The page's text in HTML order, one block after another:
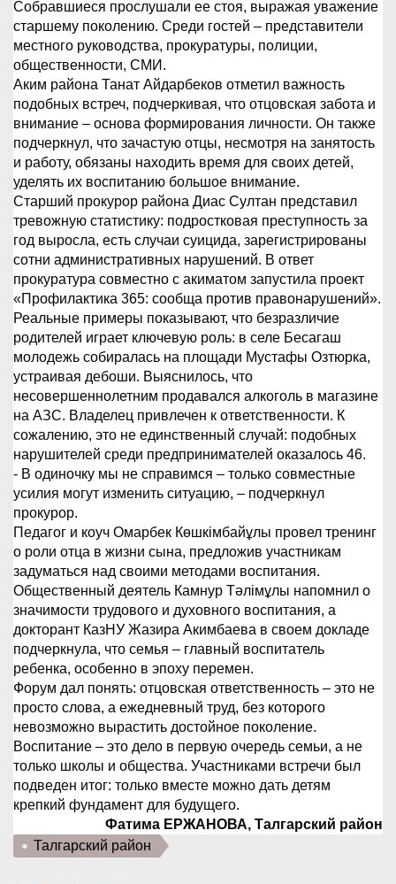
Собравшиеся прослушали ее стоя, выражая уважение
старшему поколению. Среди гостей – представители
местного руководства, прокуратуры, полиции,
общественности, СМИ.
Аким района Танат Айдарбеков отметил важность
подобных встреч, подчеркивая, что отцовская забота и
внимание – основа формирования личности. Он также
подчеркнул, что зачастую отцы, несмотря на занятость
и работу, обязаны находить время для своих детей,
уделять их воспитанию большое внимание.
Старший прокурор района Диас Султан представил
тревожную статистику: подростковая преступность за
год выросла, есть случаи суицида, зарегистрированы
сотни административных нарушений. В ответ
прокуратура совместно с акиматом запустила проект
«Профилактика 365: сообща против правонарушений».
Реальные примеры показывают, что безразличие
родителей играет ключевую роль: в селе Бесагаш
молодежь собиралась на площади Мустафы Озтюрка,
устраивая дебоши. Выяснилось, что
несовершеннолетним продавался алкоголь в магазине
на АЗС. Владелец привлечен к ответственности. К
сожалению, это не единственный случай: подобных
нарушителей среди предпринимателей оказалось 46.
- В одиночку мы не справимся – только совместные
усилия могут изменить ситуацию, – подчеркнул
прокурор.
Педагог и коуч Омарбек Көшкімбайұлы провел тренинг
о роли отца в жизни сына, предложив участникам
задуматься над своими методами воспитания.
Общественный деятель Камнур Тәлімұлы напомнил о
значимости трудового и духовного воспитания, а
докторант КазНУ Жазира Акимбаева в своем докладе
подчеркнула, что семья – главный воспитатель
ребенка, особенно в эпоху перемен.
Форум дал понять: отцовская ответственность – это не
просто слова, а ежедневный труд, без которого
невозможно вырастить достойное поколение.
Воспитание – это дело в первую очередь семьи, а не
только школы и общества. Участниками встречи был
подведен итог: только вместе можно дать детям
крепкий фундамент для будущего.
Фатима ЕРЖАНОВА, Талгарский район
Талгарский район